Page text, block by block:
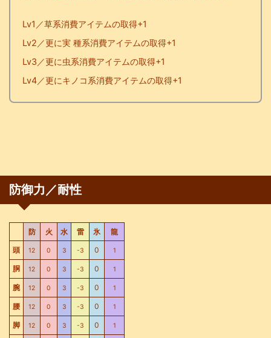
Lv1／草系消費アイテムの取得+1
Lv2／更に実 種系消費アイテムの取得+1
Lv3／更に虫系消費アイテムの取得+1
Lv4／更にキノコ系消費アイテムの取得+1
防御力／耐性
防 火 水 雷 氷
龍
頭
12 0 3 -3 0 1
胴 12 0 3 -3 0 1
腕 12 0 3 -3 0 1
腰 12 0 3 -3 0 1
脚 12 0 3 -3 0 1